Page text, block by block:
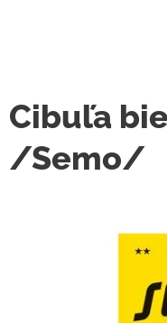
Cibuľa
/Semo/